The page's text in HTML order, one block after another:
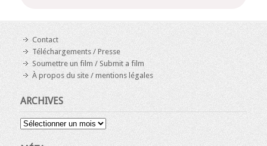
Contact
Téléchargements / Presse
Soumettre un film / Submit a film
À propos du site / mentions légales
ARCHIVES
Archives